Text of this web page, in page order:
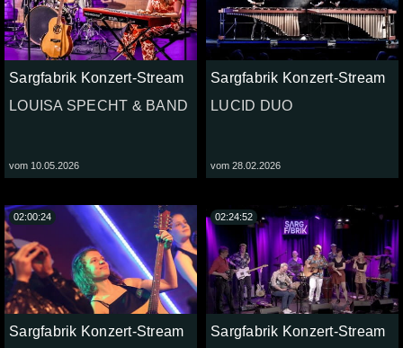
Sargfabrik Konzert-Stream
LOUISA SPECHT & BAND
vom 10.05.2026
Sargfabrik Konzert-Stream
LUCID DUO
vom 28.02.2026
Sargfabrik Konzert-Stream
02:00:24
Sargfabrik Konzert-Stream
02:24:52